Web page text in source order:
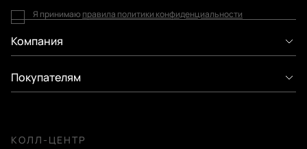
Компания
Покупателям
КОЛЛ-ЦЕНТР
Я принимаю правила политики конфиденциальности